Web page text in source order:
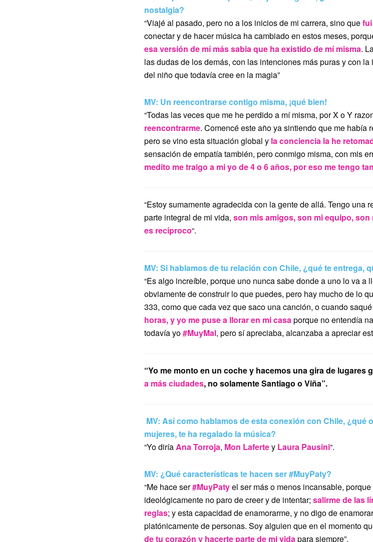
nostalgia?
“Viajé al pasado, pero no a los inicios de mi carrera, sino que
conectar y de hacer música ha cambiado en estos meses,
esa versión de mí más sabia que ha existido de mí misma.
las dudas de los demás, con las intenciones más puras y con
del niño que todavía cree en la magia”
MV: Un reencontrarse contigo misma, ¡qué bien!
“Todas las veces que me he perdido a mí misma, por X o Y
reencontrarme. Comencé este año ya sintiendo que me había
pero se vino esta situación global y la conciencia la he
sensación de empatía también, pero conmigo misma, con mis
medito me traigo a mi yo de 4 o 6 años, por eso me tengo
“Estoy sumamente agradecida con la gente de allá. Tengo una
parte integral de mi vida, son mis amigos, son mi equipo,
es recíproco“.
MV: Si hablamos de tu relación con Chile, ¿qué te entrega,
“Es algo increíble, porque uno nunca sabe donde a uno lo va a
obviamente de construir lo que puedes, pero hay mucho de lo
333, como que cada vez que saco una canción, o cuando
horas, y yo me puse a llorar en mi casa porque no entendía
todavía yo#MuyMal, pero sí apreciaba, alcanzaba a apreciar
“Yo me monto en un coche y hacemos una gira de lugares
a más ciudades, no solamente Santiago o Viña”.
MV: Así como hablamos de esta conexión con Chile, ¿qué
mujeres, te ha regalado la música?
“Yo diría Ana Torroja, Mon Lafertey Laura Pausini“.
MV: ¿Qué características te hacen ser #MuyPaty?
“Me hace ser#MuyPatyel ser más o menos incansable,
ideológicamente no paro de creer y de intentar; salirme de las
reglas; y esta capacidad de enamorarme, y no digo de
platónicamente de personas. Soy alguien que en el momento
de tu corazón y hacerte parte de mi vida para siempre”.